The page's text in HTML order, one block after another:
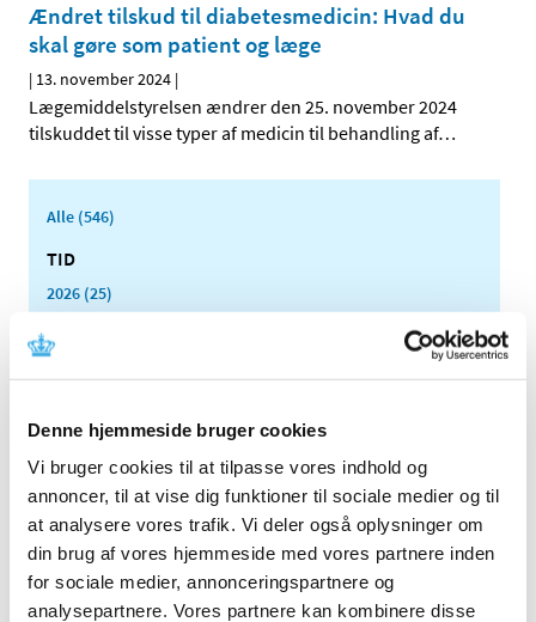
Denne hjemmeside bruger cookies
Vi bruger cookies til at tilpasse vores indhold og
annoncer, til at vise dig funktioner til sociale medier og til
at analysere vores trafik. Vi deler også oplysninger om
din brug af vores hjemmeside med vores partnere inden
for sociale medier, annonceringspartnere og
analysepartnere. Vores partnere kan kombinere disse
Ændret tilskud til diabetesmedicin: Hvad du
skal gøre som patient og læge
| 13. november 2024 |
Lægemiddelstyrelsen ændrer den 25. november 2024
tilskuddet til visse typer af medicin til behandling af…
Alle (546)
TID
2026 (25)
2024 (21)
november (2)
august (2)
juni (2)
maj (6)
marts (2)
februar (2)